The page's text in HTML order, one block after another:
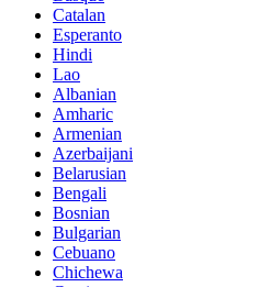
Catalan
Esperanto
Hindi
Lao
Albanian
Amharic
Armenian
Azerbaijani
Belarusian
Bengali
Bosnian
Bulgarian
Cebuano
Chichewa